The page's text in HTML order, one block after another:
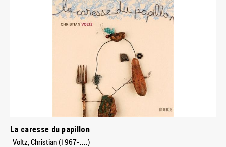
La caresse du papillon
Voltz, Christian (1967-....)